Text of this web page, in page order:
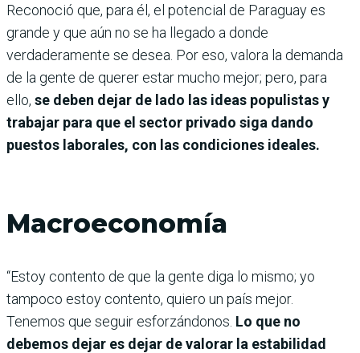
Reconoció que, para él, el potencial de Paraguay es
grande y que aún no se ha llegado a donde
verdaderamente se desea. Por eso, valora la demanda
de la gente de querer estar mucho mejor; pero, para
ello, se deben dejar de lado las ideas populistas y
trabajar para que el sector privado siga dando
puestos laborales, con las condiciones ideales.
Macroeconomía
“Estoy contento de que la gente diga lo mismo; yo
tampoco estoy contento, quiero un país mejor.
Tenemos que seguir esforzándonos. Lo que no
debemos dejar es dejar de valorar la estabilidad